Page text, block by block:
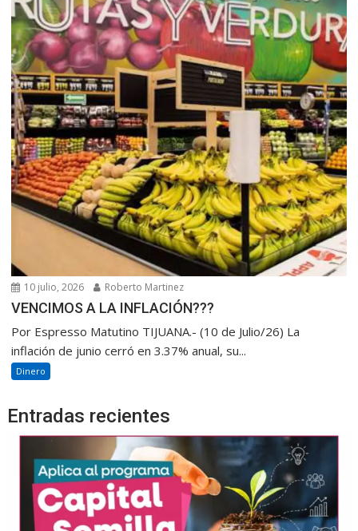
10 julio, 2026 Roberto Martinez
VENCIMOS A LA INFLACIÓN???
Por Espresso Matutino TIJUANA.- (10 de Julio/26) La
inflación de junio cerró en 3.37% anual, su...
Dinero
Entradas recientes